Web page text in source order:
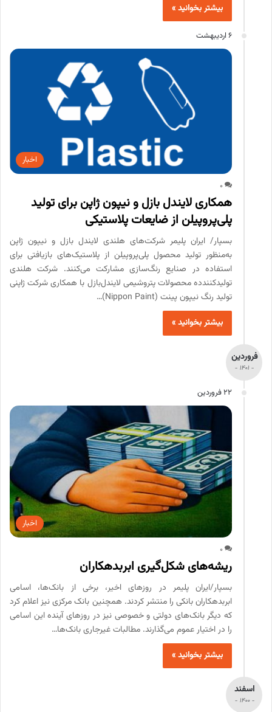
بیشتر بخوانید »
6 اردیبهشت
اخبار
0
همکاری لایندل بازل و نیپون ژاپن برای تولید
پلی‌پروپیلن از ضایعات پلاستیکی
بسپار/ ایران پلیمر شرکت‌های هلندی لایندل بازل و نیپون ژاپن
به‌منظور تولید محصول پلی‌پروپیلن از پلاستیک‌های بازیافتی برای
استفاده در صنایع رنگ‌سازی مشارکت می‌کنند. شرکت هلندی
تولیدکنندده محصولات پتروشیمی لایندل‌بازل با همکاری شرکت ژاپنی
تولید رنگ نیپون پینت (Nippon Paint)…
بیشتر بخوانید »
فروردین
- 1401 -
22 فروردین
اخبار
0
ریشه‏‌های شکل‏‌گیری ابربدهکاران
بسپار/ایران پلیمر در روزهای اخیر، برخی از بانک‌ها، اسامی
ابربدهکاران بانکی را منتشر کردند. همچنین بانک مرکزی نیز اعلام کرد
که دیگر بانک‌های دولتی و خصوصی نیز در روزهای آینده این اسامی
را در اختیار عموم می‌گذارند. مطالبات غیرجاری بانک‌ها…
بیشتر بخوانید »
اسفند
- 1400 -